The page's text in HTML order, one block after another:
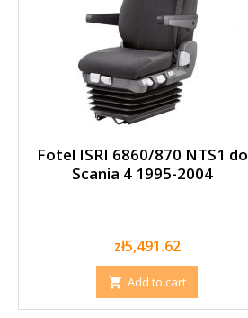
Fotel ISRI 6860/870 NTS1 do
Scania 4 1995-2004
Price
zł5,491.62
 Add to cart